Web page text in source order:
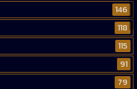
146
118
115
91
79